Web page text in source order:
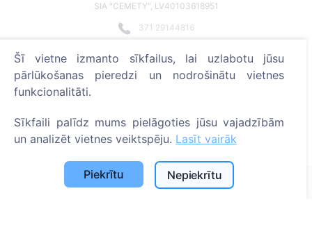
SIA "CEMETY", LV40103618951
371 29144816
Strādājam visā Latvijā!
Administratoriem
© 2013 - 2026 Cemety Visas tiesības aizsargātas
Privātuma politika un noteikumi.
Šī vietne izmanto sīkfailus, lai uzlabotu jūsu
pārlūkošanas pieredzi un nodrošinātu vietnes
funkcionalitāti.
Sīkfaili palīdz mums pielāgoties jūsu vajadzībām
un analizēt vietnes veiktspēju. Lasīt vairāk
Piekrītu Nepiekrītu